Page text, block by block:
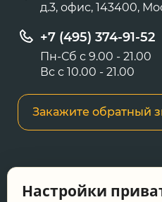
д.3, офис, 143400,
+7 (495) 374-91-52
Пн-Сб с 9.00 - 21.00
Вс с 10.00 - 21.00
Закажите обратный
сайте носит
Настройки